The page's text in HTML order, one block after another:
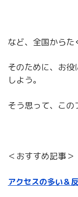
など、全国からた
そのために、お
しよう。
そう思って、この
＜おすすめ記事＞
アクセスの多い＆